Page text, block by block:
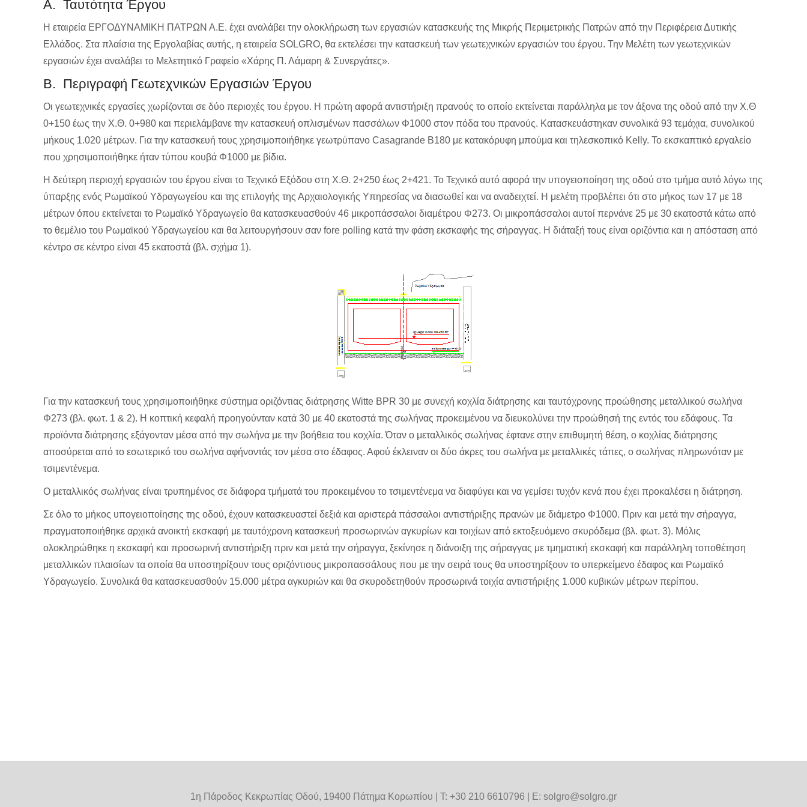
Α. Ταυτότητα Έργου
Η εταιρεία ΕΡΓΟΔΥΝΑΜΙΚΗ ΠΑΤΡΩΝ Α.Ε. έχει αναλάβει την ολοκλήρωση των εργασιών κατασκευής της Μικρής Περιμετρικής Πατρών από την Περιφέρεια Δυτικής
Ελλάδος. Στα πλαίσια της Εργολαβίας αυτής, η εταιρεία SOLGRO, θα εκτελέσει την κατασκευή των γεωτεχνικών εργασιών του έργου. Την Μελέτη των γεωτεχνικών
εργασιών έχει αναλάβει το Μελετητικό Γραφείο «Χάρης Π. Λάμαρη & Συνεργάτες».
Β. Περιγραφή Γεωτεχνικών Εργασιών Έργου
Οι γεωτεχνικές εργασίες χωρίζονται σε δύο περιοχές του έργου. Η πρώτη αφορά αντιστήριξη πρανούς το οποίο εκτείνεται παράλληλα με τον άξονα της οδού από την Χ.Θ
0+150 έως την Χ.Θ. 0+980 και περιελάμβανε την κατασκευή οπλισμένων πασσάλων Φ1000 στον πόδα του πρανούς. Κατασκευάστηκαν συνολικά 93 τεμάχια, συνολικού
μήκους 1.020 μέτρων. Για την κατασκευή τους χρησιμοποιήθηκε γεωτρύπανο Casagrande B180 με κατακόρυφη μπούμα και τηλεσκοπικό Kelly. Το εκσκαπτικό εργαλείο
που χρησιμοποιήθηκε ήταν τύπου κουβά Φ1000 με βίδια.
Η δεύτερη περιοχή εργασιών του έργου είναι το Τεχνικό Εξόδου στη Χ.Θ. 2+250 έως 2+421. Το Τεχνικό αυτό αφορά την υπογειοποίηση της οδού στο τμήμα αυτό λόγω της
ύπαρξης ενός Ρωμαϊκού Υδραγωγείου και της επιλογής της Αρχαιολογικής Υπηρεσίας να διασωθεί και να αναδειχτεί. Η μελέτη προβλέπει ότι στο μήκος των 17 με 18
μέτρων όπου εκτείνεται το Ρωμαϊκό Υδραγωγείο θα κατασκευασθούν 46 μικροπάσσαλοι διαμέτρου Φ273. Οι μικροπάσσαλοι αυτοί περνάνε 25 με 30 εκατοστά κάτω από
το θεμέλιο του Ρωμαϊκού Υδραγωγείου και θα λειτουργήσουν σαν fore polling κατά την φάση εκσκαφής της σήραγγας. Η διάταξή τους είναι οριζόντια και η απόσταση από
κέντρο σε κέντρο είναι 45 εκατοστά (βλ. σχήμα 1).
Για την κατασκευή τους χρησιμοποιήθηκε σύστημα οριζόντιας διάτρησης Witte BPR 30 με συνεχή κοχλία διάτρησης και ταυτόχρονης προώθησης μεταλλικού σωλήνα
Φ273 (βλ. φωτ. 1 & 2). Η κοπτική κεφαλή προηγούνταν κατά 30 με 40 εκατοστά της σωλήνας προκειμένου να διευκολύνει την προώθησή της εντός του εδάφους. Τα
προϊόντα διάτρησης εξάγονταν μέσα από την σωλήνα με την βοήθεια του κοχλία. Όταν ο μεταλλικός σωλήνας έφτανε στην επιθυμητή θέση, ο κοχλίας διάτρησης
αποσύρεται από το εσωτερικό του σωλήνα αφήνοντάς τον μέσα στο έδαφος. Αφού έκλειναν οι δύο άκρες του σωλήνα με μεταλλικές τάπες, ο σωλήνας πληρωνόταν με
τσιμεντένεμα.
Ο μεταλλικός σωλήνας είναι τρυπημένος σε διάφορα τμήματά του προκειμένου το τσιμεντένεμα να διαφύγει και να γεμίσει τυχόν κενά που έχει προκαλέσει η διάτρηση.
Σε όλο το μήκος υπογειοποίησης της οδού, έχουν κατασκευαστεί δεξιά και αριστερά πάσσαλοι αντιστήριξης πρανών με διάμετρο Φ1000. Πριν και μετά την σήραγγα,
πραγματοποιήθηκε αρχικά ανοικτή εκσκαφή με ταυτόχρονη κατασκευή προσωρινών αγκυρίων και τοιχίων από εκτοξευόμενο σκυρόδεμα (βλ. φωτ. 3). Μόλις
ολοκληρώθηκε η εκσκαφή και προσωρινή αντιστήριξη πριν και μετά την σήραγγα, ξεκίνησε η διάνοιξη της σήραγγας με τμηματική εκσκαφή και παράλληλη τοποθέτηση
μεταλλικών πλαισίων τα οποία θα υποστηρίξουν τους οριζόντιους μικροπασσάλους που με την σειρά τους θα υποστηρίξουν το υπερκείμενο έδαφος και Ρωμαϊκό
Υδραγωγείο. Συνολικά θα κατασκευασθούν 15.000 μέτρα αγκυριών και θα σκυροδετηθούν προσωρινά τοιχία αντιστήριξης 1.000 κυβικών μέτρων περίπου.
1η Πάροδος Κεκρωπίας Οδού, 19400 Πάτημα Κορωπίου | Τ: +30 210 6610796 | E: solgro@solgro.gr